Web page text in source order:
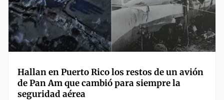
Hallan en Puerto Rico los restos de un avión
de Pan Am que cambió para siempre la
seguridad aérea